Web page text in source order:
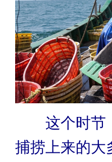
这个时节，
捕捞上来的大